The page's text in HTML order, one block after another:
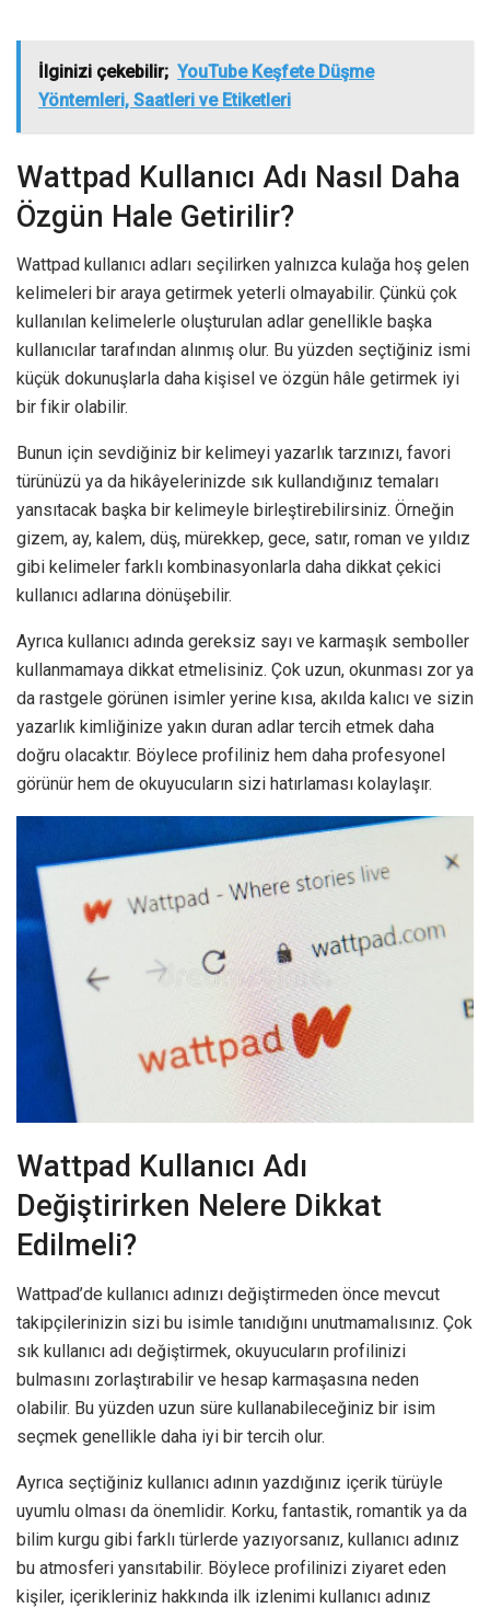
İlginizi çekebilir; YouTube Keşfete Düşme
Yöntemleri, Saatleri ve Etiketleri
Wattpad Kullanıcı Adı Nasıl Daha
Özgün Hale Getirilir?
Wattpad kullanıcı adları seçilirken yalnızca kulağa hoş gelen
kelimeleri bir araya getirmek yeterli olmayabilir. Çünkü çok
kullanılan kelimelerle oluşturulan adlar genellikle başka
kullanıcılar tarafından alınmış olur. Bu yüzden seçtiğiniz ismi
küçük dokunuşlarla daha kişisel ve özgün hâle getirmek iyi
bir fikir olabilir.
Bunun için sevdiğiniz bir kelimeyi yazarlık tarzınızı, favori
türünüzü ya da hikâyelerinizde sık kullandığınız temaları
yansıtacak başka bir kelimeyle birleştirebilirsiniz. Örneğin
gizem, ay, kalem, düş, mürekkep, gece, satır, roman ve yıldız
gibi kelimeler farklı kombinasyonlarla daha dikkat çekici
kullanıcı adlarına dönüşebilir.
Ayrıca kullanıcı adında gereksiz sayı ve karmaşık semboller
kullanmamaya dikkat etmelisiniz. Çok uzun, okunması zor ya
da rastgele görünen isimler yerine kısa, akılda kalıcı ve sizin
yazarlık kimliğinize yakın duran adlar tercih etmek daha
doğru olacaktır. Böylece profiliniz hem daha profesyonel
görünür hem de okuyucuların sizi hatırlaması kolaylaşır.
Wattpad Kullanıcı Adı
Değiştirirken Nelere Dikkat
Edilmeli?
Wattpad’de kullanıcı adınızı değiştirmeden önce mevcut
takipçilerinizin sizi bu isimle tanıdığını unutmamalısınız. Çok
sık kullanıcı adı değiştirmek, okuyucuların profilinizi
bulmasını zorlaştırabilir ve hesap karmaşasına neden
olabilir. Bu yüzden uzun süre kullanabileceğiniz bir isim
seçmek genellikle daha iyi bir tercih olur.
Ayrıca seçtiğiniz kullanıcı adının yazdığınız içerik türüyle
uyumlu olması da önemlidir. Korku, fantastik, romantik ya da
bilim kurgu gibi farklı türlerde yazıyorsanız, kullanıcı adınız
bu atmosferi yansıtabilir. Böylece profilinizi ziyaret eden
kişiler, içerikleriniz hakkında ilk izlenimi kullanıcı adınız